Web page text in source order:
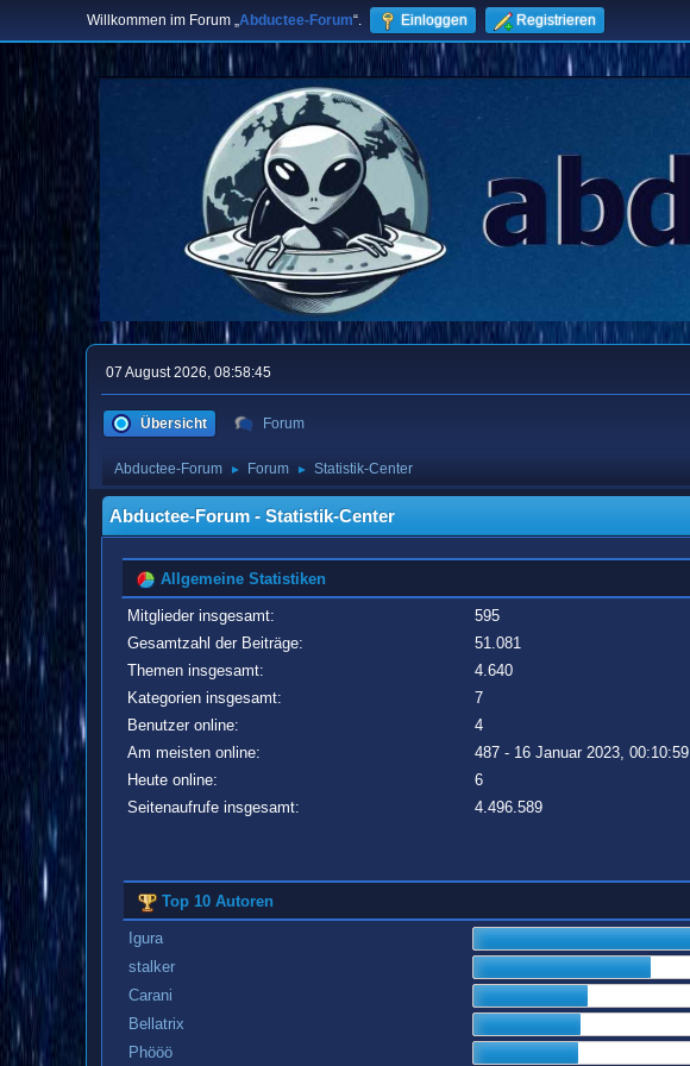
Willkommen im Forum „Abductee-Forum“. Einloggen Registrieren
07 August 2026, 08:58:45
Übersicht Forum
Abductee-Forum ► Forum ► Statistik-Center
Abductee-Forum - Statistik-Center
Allgemeine Statistiken
Mitglieder insgesamt:
595
Gesamtzahl der Beiträge:
51.081
Themen insgesamt:
4.640
Kategorien insgesamt:
7
Benutzer online:
4
Am meisten online:
487 - 16 Januar 2023, 00:10:59
Heute online:
6
Seitenaufrufe insgesamt:
4.496.589
Top 10 Autoren
Igura
stalker
Carani
Bellatrix
Phööö